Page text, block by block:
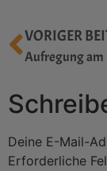
VORIGER
Aufregung
Deine E-Mail-
Erforderliche